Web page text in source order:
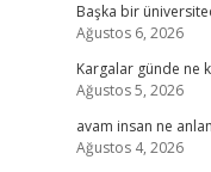
Başka bir
Ağustos 6, 2026
Kargalar günde ne
Ağustos 5, 2026
avam insan ne
Ağustos 4, 2026